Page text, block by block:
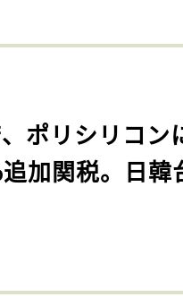
ポリシリコン
加関税。日韓